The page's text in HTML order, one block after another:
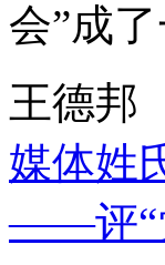
会”成
王德邦
媒体姓
——评“